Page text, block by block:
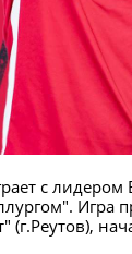
с
Игра
(г.Реутов),